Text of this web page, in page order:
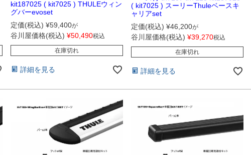
kit187025 ( kit7025 ) THULEウィン
グバーevoset
定価(税込) ¥59,400が
谷川屋価格(税込) ¥50,490税込
在庫切れ
詳細を見る
( kit7025 ) スーリーThuleベースキ
ャリアset
定価(税込) ¥46,200が
谷川屋価格(税込) ¥39,270税込
在庫切れ
詳細を見る